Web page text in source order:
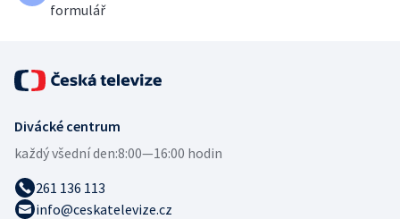
formulář
Divácké centrum
každý všední den:8:00—16:00 hodin
261 136 113
info@ceskatelevize.cz